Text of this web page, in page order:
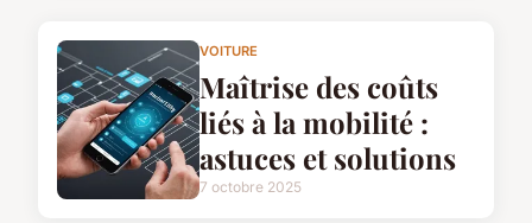
VOITURE
Maîtrise des coûts
liés à la mobilité :
astuces et solutions
7 octobre 2025